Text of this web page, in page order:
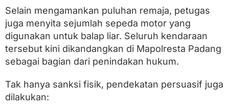
Selain mengamankan puluhan remaja, petugas
juga menyita sejumlah sepeda motor yang
digunakan untuk balap liar. Seluruh kendaraan
tersebut kini dikandangkan di Mapolresta Padang
sebagai bagian dari penindakan hukum.
Tak hanya sanksi fisik, pendekatan persuasif juga
dilakukan: